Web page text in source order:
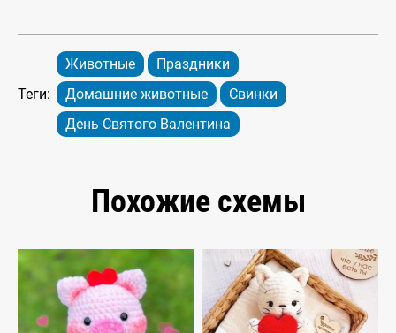
Теги:
Животные
Праздники
Домашние животные
Свинки
День Святого Валентина
Похожие схемы